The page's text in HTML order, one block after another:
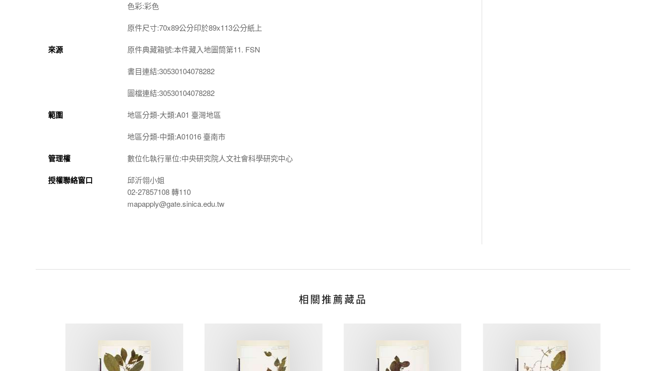
色彩:彩色
原件尺寸:70x89公分印於89x113公分紙上
來源 原件典藏箱號:本件藏入地圖筒第11. FSN
書目連結:30530104078282
圖檔連結:30530104078282
範圍 地區分類-大類:A01 臺灣地區
地區分類-中類:A01016 臺南市
管理權 數位化執行單位:中央研究院人文社會科學研究中心
授權聯絡窗口
邱沂翎小姐
02-27857108 轉110
mapapply@gate.sinica.edu.tw
相關推薦藏品